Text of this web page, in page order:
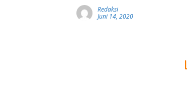
Redaksi
Juni 14, 2020